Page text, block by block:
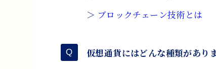
＞ ブロックチェーン技術とは
仮想通貨にはどんな種類があり